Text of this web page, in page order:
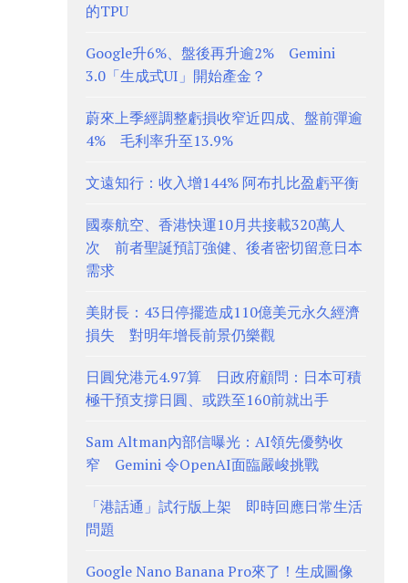
的TPU
Google升6%、盤後再升逾2% Gemini
3.0「生成式UI」開始產金？
蔚來上季經調整虧損收窄近四成、盤前彈逾
4% 毛利率升至13.9%
文遠知行：收入增144% 阿布扎比盈虧平衡
國泰航空、香港快運10月共接載320萬人
次 前者聖誕預訂強健、後者密切留意日本
需求
美財長：43日停擺造成110億美元永久經濟
損失 對明年增長前景仍樂觀
日圓兌港元4.97算 日政府顧問：日本可積
極干預支撐日圓、或跌至160前就出手
Sam Altman內部信曝光：AI領先優勢收
窄 Gemini 令OpenAI面臨嚴峻挑戰
「港話通」試行版上架 即時回應日常生活
問題
Google Nano Banana Pro來了！生成圖像